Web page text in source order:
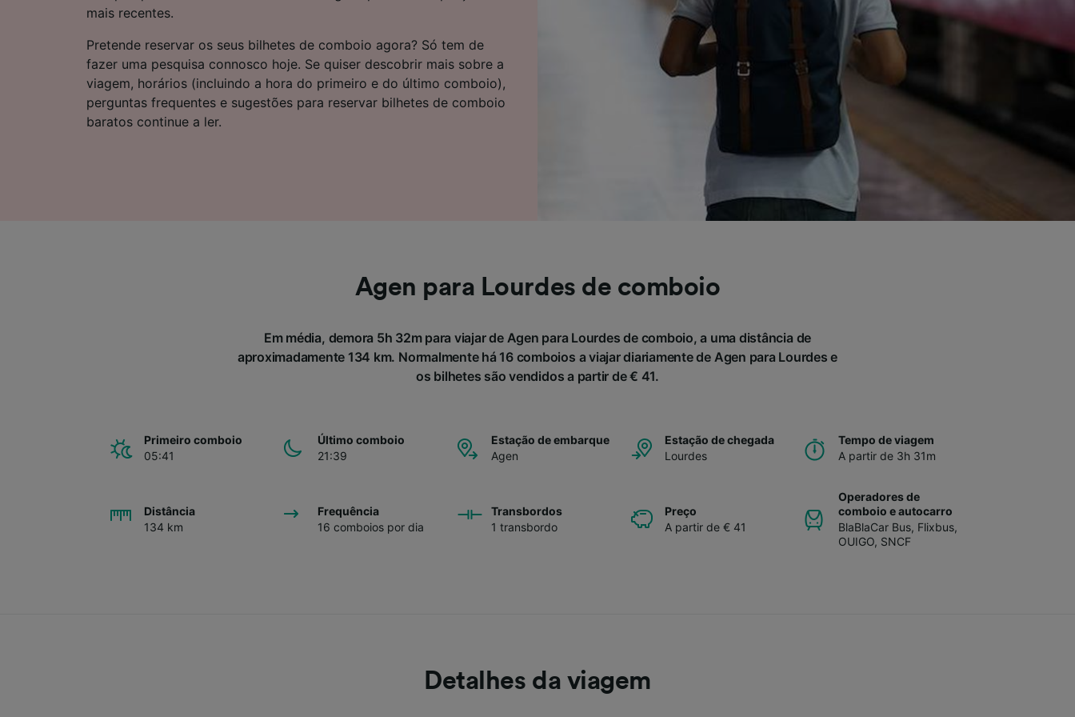
mais recentes.
Pretende reservar os seus bilhetes de comboio agora? Só tem de
fazer uma pesquisa connosco hoje. Se quiser descobrir mais sobre a
viagem, horários (incluindo a hora do primeiro e do último comboio),
perguntas frequentes e sugestões para reservar bilhetes de comboio
baratos continue a ler.
Agen para Lourdes de comboio
Em média, demora 5h 32m para viajar de Agen para Lourdes de comboio, a uma distância de
aproximadamente 134 km. Normalmente há 16 comboios a viajar diariamente de Agen para Lourdes e
os bilhetes são vendidos a partir de € 41.
Primeiro comboio
05:41
Último comboio
21:39
Estação de embarque
Agen
Estação de chegada
Lourdes
Tempo de viagem
A partir de 3h 31m
Distância
134 km
Frequência
16 comboios por dia
Transbordos
1 transbordo
Preço
A partir de € 41
Operadores de
comboio e autocarro
BlaBlaCar Bus, Flixbus,
OUIGO, SNCF
Detalhes da viagem